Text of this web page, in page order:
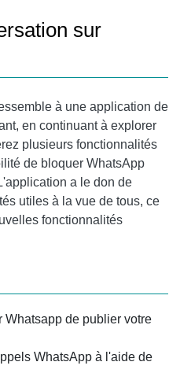
sur
à une application de
en continuant à explorer
plusieurs fonctionnalités
de bloquer WhatsApp
a le don de
utiles à la vue de tous, ce
fonctionnalités
Whatsapp de publier votre
WhatsApp à l'aide de